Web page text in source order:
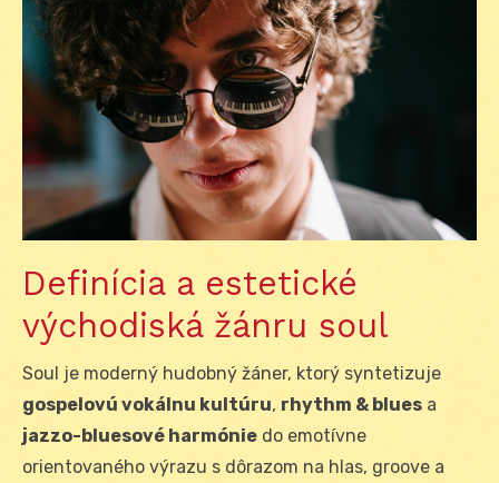
Definícia a estetické
východiská žánru soul
Soul je moderný hudobný žáner, ktorý syntetizuje
gospelovú vokálnu kultúru, rhythm & blues a
jazzo-bluesové harmónie do emotívne
orientovaného výrazu s dôrazom na hlas, groove a